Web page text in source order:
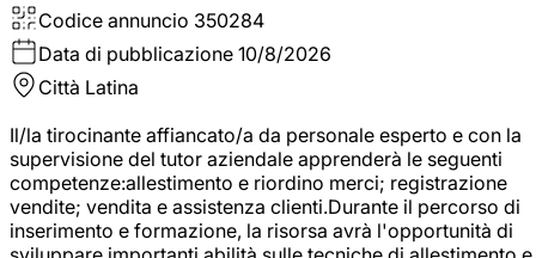
Codice annuncio 350284
Data di pubblicazione 10/8/2026
Città Latina
Il/la tirocinante affiancato/a da personale esperto e con la
supervisione del tutor aziendale apprenderà le seguenti
competenze:allestimento e riordino merci; registrazione
vendite; vendita e assistenza clienti.Durante il percorso di
inserimento e formazione, la risorsa avrà l'opportunità di